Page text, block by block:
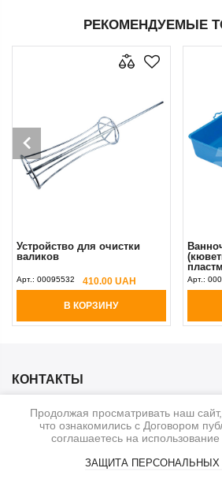
РЕКОМЕНДУЕМЫЕ
Устройство для очистки
валиков
Арт.: 00095532 410.00 UAH
В КОРЗИНУ
Арт.:
КОНТАКТЫ
КАТЕГОРИИ
ИНФОРМАЦИЯ
Продолжая просматривать наш
что ознакомились с Договором
соглашаетесь на
ЗАЩИТА